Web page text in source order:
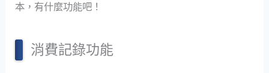
本，有什麼功能吧！
消費記錄功能